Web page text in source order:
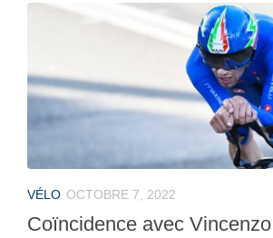
VÉLO OCTOBRE 7, 2022
Coïncidence avec